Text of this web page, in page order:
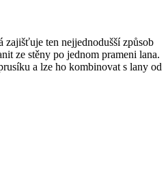
zajišťuje ten nejjednodušší způsob
ze stěny po jednom prameni lana.
a lze ho kombinovat s lany od